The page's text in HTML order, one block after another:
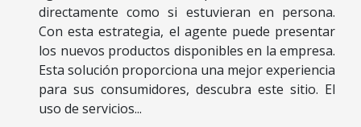
directamente como si estuvieran en persona.
Con esta estrategia, el agente puede presentar
los nuevos productos disponibles en la empresa.
Esta solución proporciona una mejor experiencia
para sus consumidores, descubra este sitio. El
uso de servicios...